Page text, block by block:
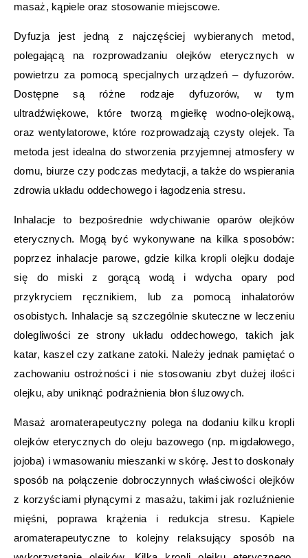
masaż, kąpiele oraz stosowanie miejscowe.
Dyfuzja jest jedną z najczęściej wybieranych metod,
polegającą na rozprowadzaniu olejków eterycznych w
powietrzu za pomocą specjalnych urządzeń – dyfuzorów.
Dostępne są różne rodzaje dyfuzorów, w tym
ultradźwiękowe, które tworzą mgiełkę wodno-olejkową,
oraz wentylatorowe, które rozprowadzają czysty olejek. Ta
metoda jest idealna do stworzenia przyjemnej atmosfery w
domu, biurze czy podczas medytacji, a także do wspierania
zdrowia układu oddechowego i łagodzenia stresu.
Inhalacje to bezpośrednie wdychiwanie oparów olejków
eterycznych. Mogą być wykonywane na kilka sposobów:
poprzez inhalacje parowe, gdzie kilka kropli olejku dodaje
się do miski z gorącą wodą i wdycha opary pod
przykryciem ręcznikiem, lub za pomocą inhalatorów
osobistych. Inhalacje są szczególnie skuteczne w leczeniu
dolegliwości ze strony układu oddechowego, takich jak
katar, kaszel czy zatkane zatoki. Należy jednak pamiętać o
zachowaniu ostrożności i nie stosowaniu zbyt dużej ilości
olejku, aby uniknąć podrażnienia błon śluzowych.
Masaż aromaterapeutyczny polega na dodaniu kilku kropli
olejków eterycznych do oleju bazowego (np. migdałowego,
jojoba) i wmasowaniu mieszanki w skórę. Jest to doskonały
sposób na połączenie dobroczynnych właściwości olejków
z korzyściami płynącymi z masażu, takimi jak rozluźnienie
mięśni, poprawa krążenia i redukcja stresu. Kąpiele
aromaterapeutyczne to kolejny relaksujący sposób na